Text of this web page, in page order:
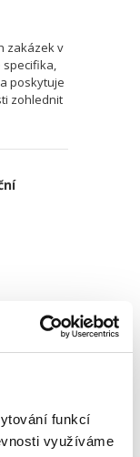
funkcí
využíváme
zakázek v
specifika,
poskytuje
zohlednit
pro